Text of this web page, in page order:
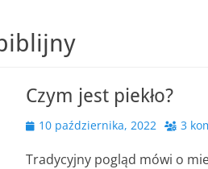
Czym jest piekło?
Opublikowano
10 października, 2022 3
Tradycyjny pogląd mówi o